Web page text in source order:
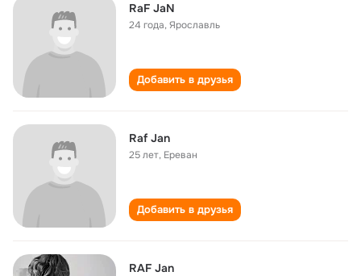
RaF JaN
24 года,Ярославль
Добавить в друзья
Raf Jan
25 лет, Ереван
Добавить в друзья
RAF Jan